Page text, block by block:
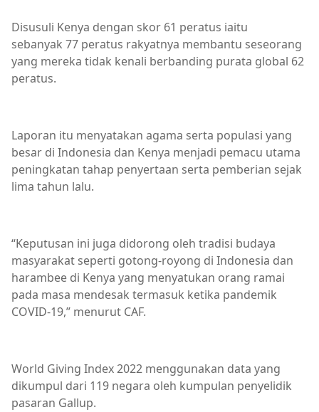
Disusuli Kenya dengan skor 61 peratus iaitu
sebanyak 77 peratus rakyatnya membantu seseorang
yang mereka tidak kenali berbanding purata global 62
peratus.
Laporan itu menyatakan agama serta populasi yang
besar di Indonesia dan Kenya menjadi pemacu utama
peningkatan tahap penyertaan serta pemberian sejak
lima tahun lalu.
“Keputusan ini juga didorong oleh tradisi budaya
masyarakat seperti gotong-royong di Indonesia dan
harambee di Kenya yang menyatukan orang ramai
pada masa mendesak termasuk ketika pandemik
COVID-19,” menurut CAF.
World Giving Index 2022 menggunakan data yang
dikumpul dari 119 negara oleh kumpulan penyelidik
pasaran Gallup.